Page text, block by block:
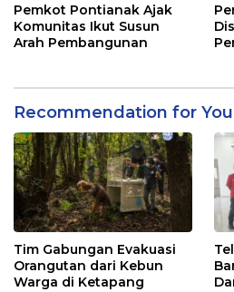
Pemkot Pontianak Ajak
Komunitas Ikut Susun
Arah Pembangunan
Recommendation for You
Tim Gabungan Evakuasi
Orangutan dari Kebun
Warga di Ketapang